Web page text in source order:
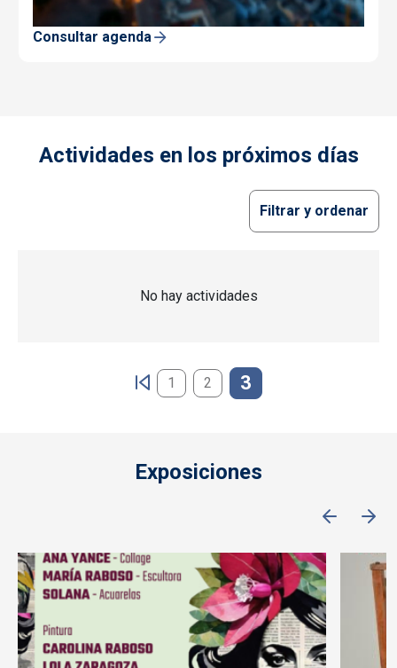
Consultar agenda
Actividades en los próximos días
Filtrar y ordenar
No hay actividades
1 2 3
Exposiciones